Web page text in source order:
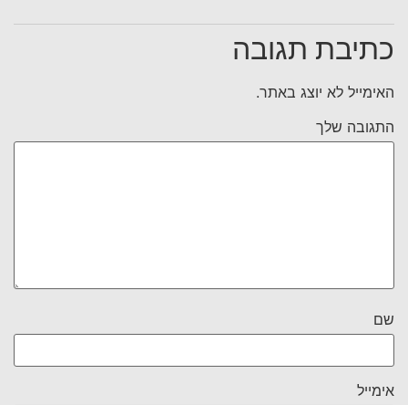
כתיבת תגובה
האימייל לא יוצג באתר.
התגובה שלך
שם
אימייל